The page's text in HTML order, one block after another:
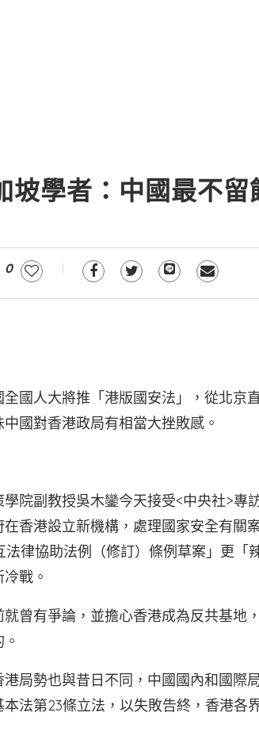
學者：中國最不留
0
國人大將推「港版國安法」，從北京
國對香港政局有相當大挫敗感。
院副教授吳木鑾今天接受<中央社>專
香港設立新機構，處理國家安全有關
法律協助法例（修訂）條例草案」更「
戰。
曾有爭論，並擔心香港成為反共基地
局勢也與昔日不同，中國國內和國際
法第23條立法，以失敗告終，香港各